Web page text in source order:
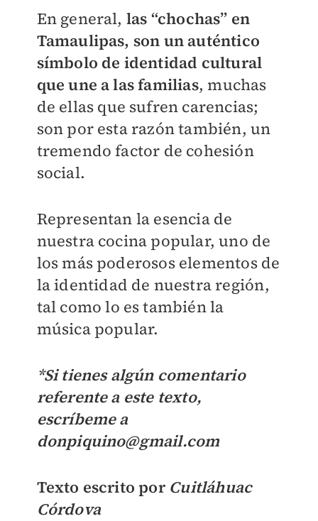
En general, las “chochas” en
Tamaulipas, son un auténtico
símbolo de identidad cultural
que une a las familias, muchas
de ellas que sufren carencias;
son por esta razón también, un
tremendo factor de cohesión
social.
Representan la esencia de
nuestra cocina popular, uno de
los más poderosos elementos de
la identidad de nuestra región,
tal como lo es también la
música popular.
*Si tienes algún comentario
referente a este texto,
escríbeme a
donpiquino@gmail.com
Texto escrito por Cuitláhuac
Córdova